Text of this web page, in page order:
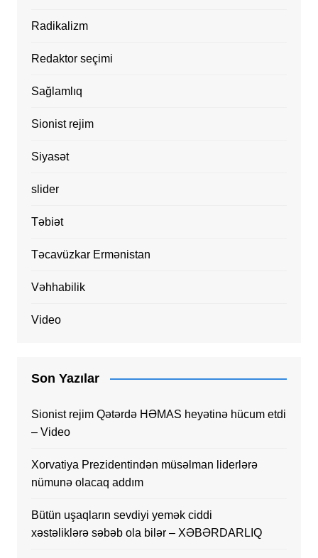
Radikalizm
Redaktor seçimi
Sağlamlıq
Sionist rejim
Siyasət
slider
Təbiət
Təcavüzkar Ermənistan
Vəhhabilik
Video
Son Yazılar
Sionist rejim Qətərdə HƏMAS heyətinə hücum etdi
– Video
Xorvatiya Prezidentindən müsəlman liderlərə
nümunə olacaq addım
Bütün uşaqların sevdiyi yemək ciddi
xəstəliklərə səbəb ola bilər – XƏBƏRDARLIQ